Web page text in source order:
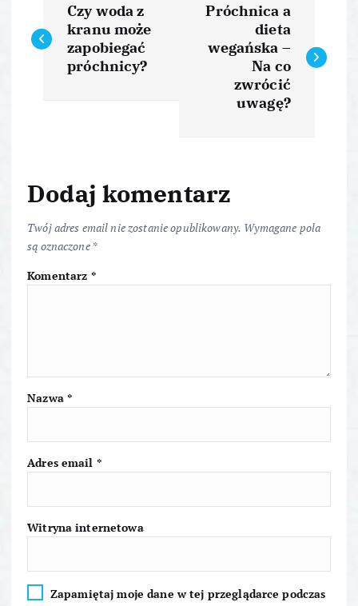
a
a
c
j
p
s
u
Czy woda z
kranu może
zapobiegać
próchnicy?
Próchnica a
dieta
wegańska –
Na co
zwrócić
uwagę?
Dodaj komentarz
Twój adres email nie zostanie opublikowany. Wymagane pola
są oznaczone *
Komentarz *
Nazwa *
Adres email *
Witryna internetowa
Zapamiętaj moje dane w tej przeglądarce podczas